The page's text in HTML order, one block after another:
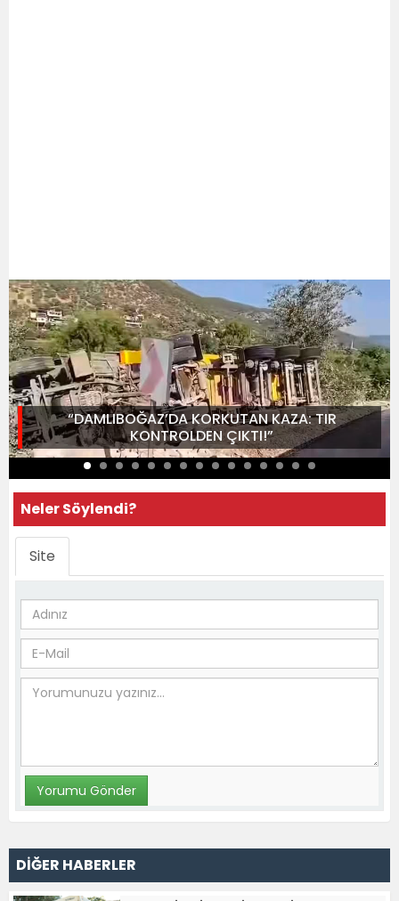
“DAMLIBOĞAZ’DA KORKUTAN KAZA: TIR
KONTROLDEN ÇIKTI!”
Neler Söylendi?
Site
DİĞER HABERLER